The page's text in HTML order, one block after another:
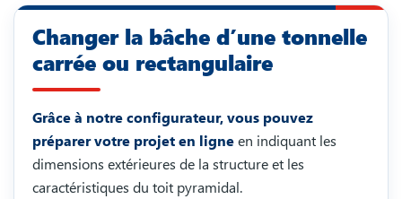
Changer la bâche d’une tonnelle
carrée ou rectangulaire
Grâce à notre configurateur, vous pouvez
préparer votre projet en ligneen indiquant les
dimensions extérieures de la structure et les
caractéristiques du toit pyramidal.